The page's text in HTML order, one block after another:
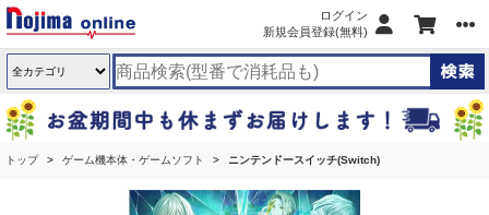
ログイン
新規会員登録(無料)
トップ ゲーム機本体・ゲームソフト ニンテンドースイッチ(Switch)